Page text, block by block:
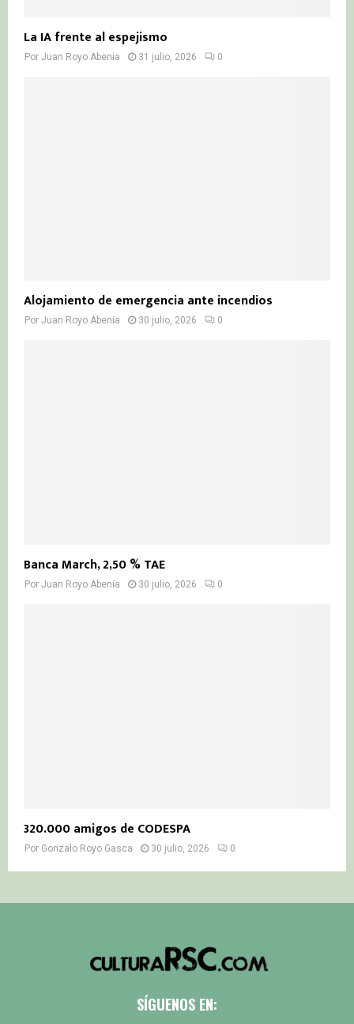
La IA frente al espejismo
Por Juan Royo Abenia 31 julio, 2026 0
Alojamiento de emergencia ante incendios
Por Juan Royo Abenia 30 julio, 2026 0
Banca March, 2,50 % TAE
Por Juan Royo Abenia 30 julio, 2026 0
320.000 amigos de CODESPA
Por Gonzalo Royo Gasca 30 julio, 2026 0
SÍGUENOS EN: